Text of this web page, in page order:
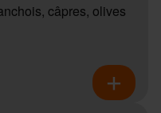
câpres, olives